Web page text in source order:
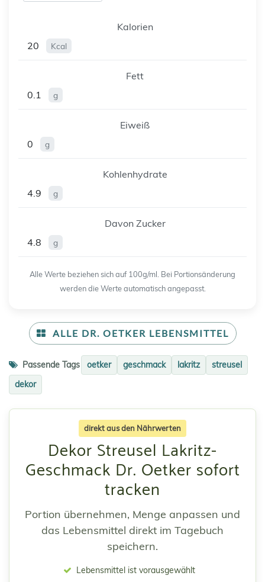
Kalorien
20
Kcal
Fett
0.1
g
Eiweiß
0
g
Kohlenhydrate
4.9
g
Davon Zucker
4.8
g
Alle Werte beziehen sich auf 100g/ml. Bei Portionsänderung
werden die Werte automatisch angepasst.
ALLE DR. OETKER LEBENSMITTEL
Passende Tags oetker geschmack lakritz
streusel
dekor
direkt aus den Nährwerten
Dekor Streusel Lakritz-
Geschmack Dr. Oetker sofort
tracken
Portion übernehmen, Menge anpassen und
das Lebensmittel direkt im Tagebuch
speichern.
Lebensmittel ist vorausgewählt